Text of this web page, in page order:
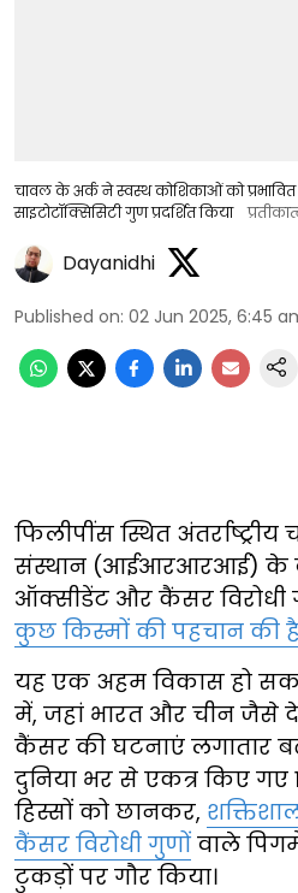
चावल के अर्क ने स्वस्थ कोशिकाओं को
साइटोटॉक्सिसिटी गुण प्रदर्शित किया
Dayanidhi
Published on: 02 Jun 2025, 6:45
फिलीपींस स्थित
संस्थान (आईआरआरआई) के
ऑक्सीडेंट और कैंसर विरोधी
कुछ किस्मों की पहचान की
यह एक अहम विकास हो
में, जहां भारत और चीन जैसे
कैंसर की घटनाएं लगातार बढ़
दुनिया भर से एकत्र किए
हिस्सों को छानकर,
कैंसर विरोधी गुणों वाले
टुकड़ों पर गौर किया।